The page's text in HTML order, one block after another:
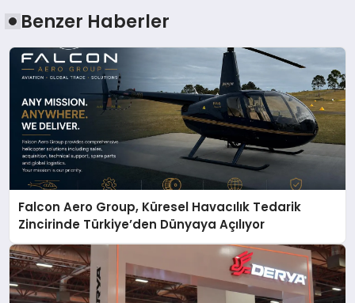
Benzer Haberler
Falcon Aero Group, Küresel Havacılık Tedarik
Zincirinde Türkiye’den Dünyaya Açılıyor